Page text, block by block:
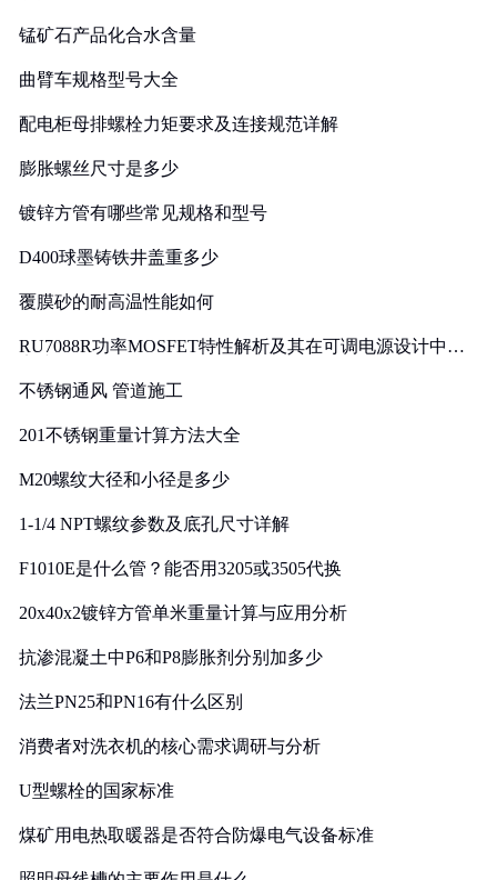
锰矿石产品化合水含量
曲臂车规格型号大全
配电柜母排螺栓力矩要求及连接规范详解
膨胀螺丝尺寸是多少
镀锌方管有哪些常见规格和型号
D400球墨铸铁井盖重多少
覆膜砂的耐高温性能如何
RU7088R功率MOSFET特性解析及其在可调电源设计中的
不锈钢通风 管道施工
201不锈钢重量计算方法大全
M20螺纹大径和小径是多少
1-1/4 NPT螺纹参数及底孔尺寸详解
F1010E是什么管？能否用3205或3505代换
20x40x2镀锌方管单米重量计算与应用分析
抗渗混凝土中P6和P8膨胀剂分别加多少
法兰PN25和PN16有什么区别
消费者对洗衣机的核心需求调研与分析
U型螺栓的国家标准
煤矿用电热取暖器是否符合防爆电气设备标准